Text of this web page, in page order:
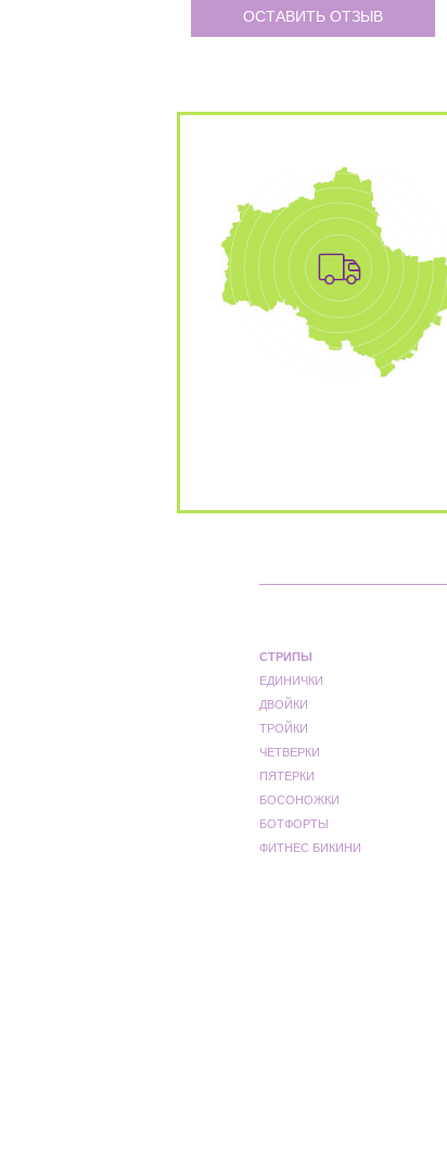
ОСТАВИТЬ ОТЗЫВ
СТРИПЫ
ЕДИНИЧКИ
ДВОЙКИ
ТРОЙКИ
ЧЕТВЕРКИ
ПЯТЕРКИ
БОСОНОЖКИ
БОТФОРТЫ
ФИТНЕС БИКИНИ